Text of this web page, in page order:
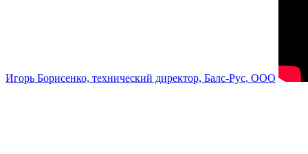
Игорь Борисенко, технический директор, Балс-Рус, ООО